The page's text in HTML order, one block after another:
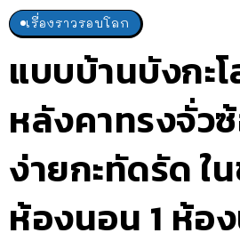
เรื่องราวรอบโลก
แบบบ้านบังกะ
หลังคาทรงจั่ว
ง่ายกะทัดรัด ใ
ห้องนอน 1 ห้อ